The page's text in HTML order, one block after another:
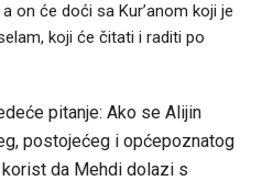
on će doći sa Kur’anom koji je
koji će čitati i raditi po
pitanje: Ako se Alijin
postojećeg i općepoznatog
da Mehdi dolazi s